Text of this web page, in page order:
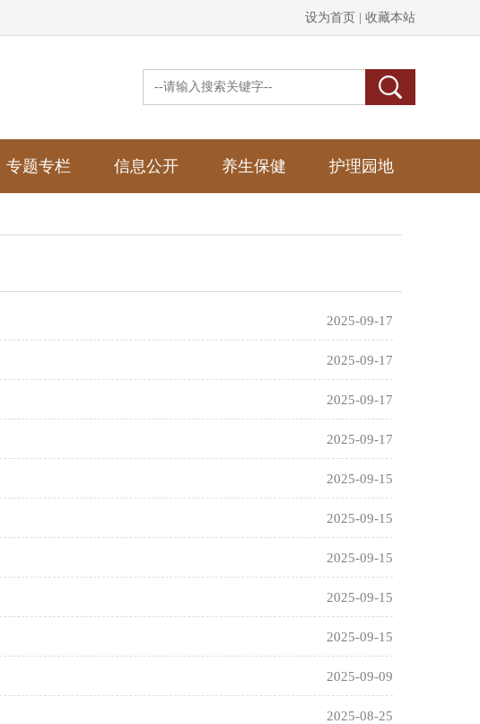
设为首页 | 收藏本站
专题专栏 信息公开 养生保健 护理园地
2025-09-17
2025-09-17
2025-09-17
2025-09-17
2025-09-15
2025-09-15
2025-09-15
2025-09-15
2025-09-15
2025-09-09
2025-08-25